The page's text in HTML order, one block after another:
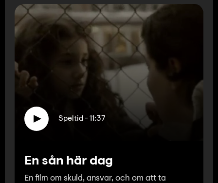
Speltid - 11:37
En sån här dag
En film om skuld, ansvar, och om att ta